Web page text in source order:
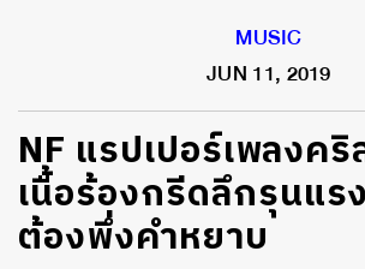
MUSIC
JUN 11, 2019
NF แรปเปอร์เพลงค
เนื้อร้องกรีดลึกรุนแร
ต้องพึ่งคำหยาบ